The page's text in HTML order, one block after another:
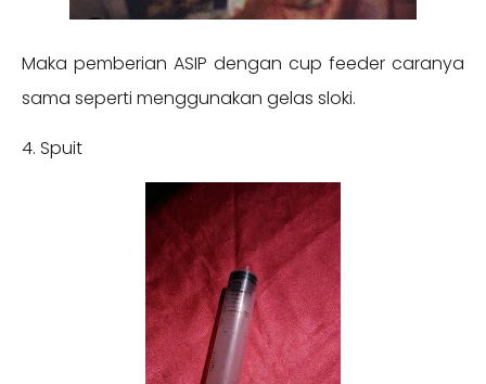
Maka pemberian ASIP dengan cup feeder caranya
sama seperti menggunakan gelas sloki.
4. Spuit